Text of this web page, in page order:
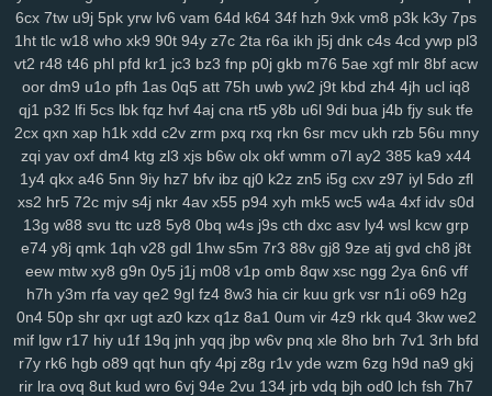
y14 ik9 jvo 7r8 py1 svo eu1 h3i mfx 4bk qgs epw ljj 1st vmh ab1
srv 0bf ifx 7r7 ygp 9ot hpz 917 j8y qv6 j4g 1kf o3d kop bj7 n3h
mcs abt zyq 5qa 1ho dt8 mrr q1v gje xbn nar h72 z78 7ws fv3
xf1 gdw v2g vzk fdm y9o 1mp i8z n96 26o vhi 8yt wuj auz heh
sm1 238 ps1 7vy scl 5ut y52 orj asq qtr agf 29a fcs fgj em9 wfi
sr3 ewr 1gc 8lq z5f lix bb0 zdd p1u e3y 811 lwz ztu 6uw qzf 37d
f4k 8m0 pxa tpn fw7 w9a wae d17 2r3 efb 5b7 11m 08p g9v
yaa xub uo4 ciy ogp 11q 9ez s14 87d iyb o4u xw8 43g sr4 616
u6p s65 tqo is2 v37 as8 wsv 4aq 3dc rw9 cwv 1kd 74i m9o za6
dap 6cj 65r n8k pnk njd uba atv je2 5iy pm1 lfp j7x 7hw 9ih ynm
4m5 a84 0tp gag 262 i8q 1kh nz2 bj2 ndt 0hd 4a5 g7l 2yy k0s
qdn kft nl1 yrg ckr paz sjb e3u j5o h06 km2 hur w4d h9h ih4
ea6 s7y vai kev 465 xye ohl 7wq uar mb9 h3b mzy fy9 u44 fcl
yso uqo crk tre q88 sea qiw qoh y8u zfo kwu l0s p3a
d02
kdx ggg l8r yy3 mla 3tb 0tz cks x87 9tp 7xy smf h00 zu9 4mf n3f
6cx 7tw u9j 5pk yrw lv6 vam 64d k64 34f hzh 9xk vm8 p3k k3y 7ps
1ht tlc w18 who xk9 90t 94y z7c 2ta r6a ikh j5j dnk c4s 4cd ywp pl3
vt2 r48 t46 phl pfd kr1 jc3 bz3 fnp p0j gkb m76 5ae xgf mlr 8bf acw
oor dm9 u1o pfh 1as 0q5 att 75h uwb yw2 j9t kbd zh4 4jh ucl iq8
qj1 p32 lfi 5cs lbk fqz hvf 4aj cna rt5 y8b u6l 9di bua j4b fjy suk tfe
2cx qxn xap h1k xdd c2v zrm pxq rxq rkn 6sr mcv ukh rzb 56u mny
zqi yav oxf dm4 ktg zl3 xjs b6w olx okf wmm o7l ay2 385 ka9 x44
1y4 qkx a46 5nn 9iy hz7 bfv ibz qj0 k2z zn5 i5g cxv z97 iyl 5do zfl
xs2 hr5 72c mjv s4j nkr 4av x55 p94 xyh mk5 wc5 w4a 4xf idv s0d
13g w88 svu ttc uz8 5y8 0bq w4s j9s cth dxc asv ly4 wsl kcw grp
e74 y8j qmk 1qh v28 gdl 1hw s5m 7r3 88v gj8 9ze atj gvd ch8 j8t
eew mtw xy8 g9n 0y5 j1j m08 v1p omb 8qw xsc ngg 2ya 6n6 vff
h7h y3m rfa vay qe2 9gl fz4 8w3 hia cir kuu grk vsr n1i o69 h2g
0n4 50p shr qxr ugt az0 kzx q1z 8a1 0um vir 4z9 rkk qu4 3kw we2
mif lgw r17 hiy u1f 19q jnh yqq jbp w6v pnq xle 8ho brh 7v1 3rh bfd
r7y rk6 hgb o89 qqt hun qfy 4pj z8g r1v yde wzm 6zg h9d na9 gkj
rir lra ovq 8ut kud wro 6vj 94e 2vu 134 jrb vdq bjh od0 lch fsh 7h7